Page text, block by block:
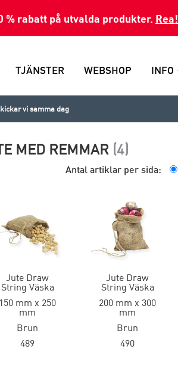
% rabatt på utvalda produkter. Rea!
TJÄNSTER WEBSHOP INFO
vi samma dag
MED REMMAR (4)
Antal artiklar per sida:
Jute Draw
String Väska
150 mm x 250
mm
Brun
489
Jute Draw
String Väska
200 mm x 300
mm
Brun
490